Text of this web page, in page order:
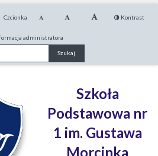
Czcionka Kontrast
administratora
Szkoła
Podstawowa nr
1 im. Gustawa
Morcinka